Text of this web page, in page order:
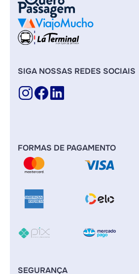
SIGA NOSSAS REDES SOCIAIS
FORMAS DE PAGAMENTO
SEGURANÇA